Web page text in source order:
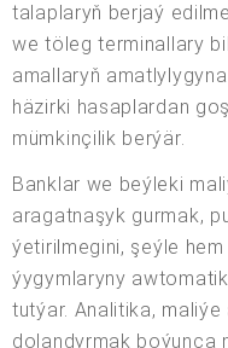
talaplaryň berjaý
we töleg terminallary
amallaryň
häzirki hasaplardan
mümkinçilik berýär.
Banklar we beýleki
aragatnaşyk gurmak,
ýetirilmegini, şeýle
ýygymlaryny
tutýar. Analitika,
dolandyrmak boýunça